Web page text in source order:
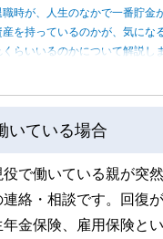
職時が、人生のなかで一番貯金
産を持っているのかが、気に
くらいいるのかについて解説し
いている場合
で働いている親が突
絡・相談です。回復
金保険、雇用保険と